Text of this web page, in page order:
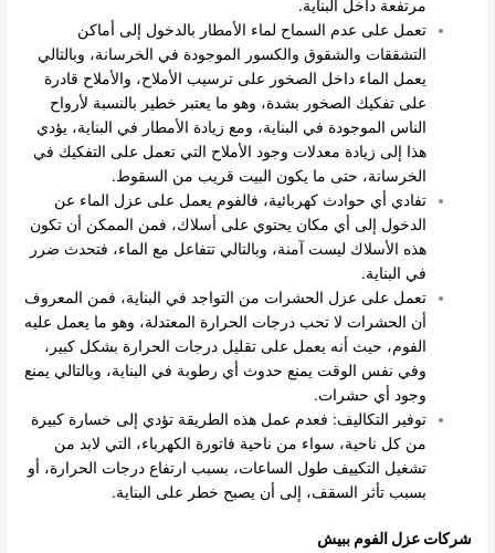
مرتفعة داخل البناية.
تعمل على عدم السماح لماء الأمطار بالدخول إلى أماكن
التشققات والشقوق والكسور الموجودة في الخرسانة، وبالتالي
يعمل الماء داخل الصخور على ترسيب الأملاح، والأملاح قادرة
على تفكيك الصخور بشدة، وهو ما يعتبر خطير بالنسبة لأرواح
الناس الموجودة في البناية، ومع زيادة الأمطار في البناية، يؤدي
هذا إلى زيادة معدلات وجود الأملاح التي تعمل على التفكيك في
الخرسانة، حتى ما يكون البيت قريب من السقوط.
تفادي أي حوادث كهربائية، فالفوم يعمل على عزل الماء عن
الدخول إلى أي مكان يحتوي على أسلاك، فمن الممكن أن تكون
هذه الأسلاك ليست آمنة، وبالتالي تتفاعل مع الماء، فتحدث ضرر
في البناية.
تعمل على عزل الحشرات من التواجد في البناية، فمن المعروف
أن الحشرات لا تحب درجات الحرارة المعتدلة، وهو ما يعمل عليه
الفوم، حيث أنه يعمل على تقليل درجات الحرارة بشكل كبير،
وفي نفس الوقت يمنع حدوث أي رطوبة في البناية، وبالتالي يمنع
وجود أي حشرات.
توفير التكاليف: فعدم عمل هذه الطريقة تؤدي إلى خسارة كبيرة
من كل ناحية، سواء من ناحية فاتورة الكهرباء، التي لابد من
تشغيل التكييف طول الساعات، بسبب ارتفاع درجات الحرارة، أو
بسبب تأثر السقف، إلى أن يصبح خطر على البناية.
شركات عزل الفوم ببيش